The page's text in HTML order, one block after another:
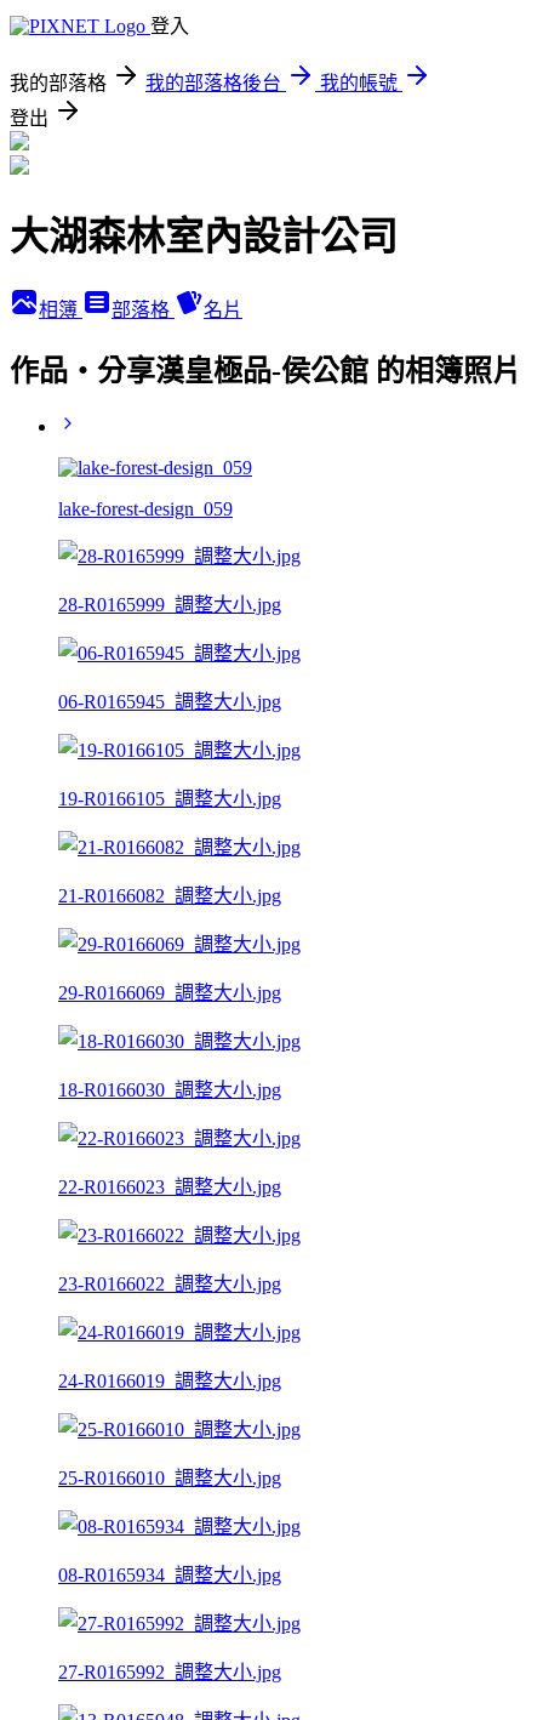
登入
我的部落格 我的部落格後台
我的帳號
登出
大湖森林室內設計公司
相簿 部落格 名片
作品‧分享漢皇極品-侯公館 的相簿照片
lake-forest-design_059
28-R0165999_調整大小.jpg
06-R0165945_調整大小.jpg
19-R0166105_調整大小.jpg
21-R0166082_調整大小.jpg
29-R0166069_調整大小.jpg
18-R0166030_調整大小.jpg
22-R0166023_調整大小.jpg
23-R0166022_調整大小.jpg
24-R0166019_調整大小.jpg
25-R0166010_調整大小.jpg
08-R0165934_調整大小.jpg
27-R0165992_調整大小.jpg